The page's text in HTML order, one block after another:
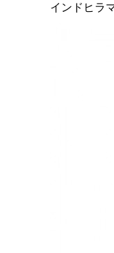
インドヒラ